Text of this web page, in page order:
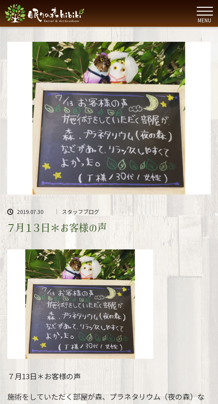
MENU
2019.07.30 スタッフブログ
７月１３日＊お客様の声
７月13日＊お客様の声
施術をしていただく部屋が森、プラネタリウム（夜の森）な